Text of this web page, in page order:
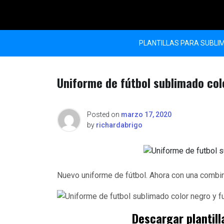
content
PLANTILLAS PARA
Uniforme de fútbol sublimado
Posted on marzo 17, 2020
by richardabrigo
Nuevo uniforme de fútbol. Ahora con una
Descargar